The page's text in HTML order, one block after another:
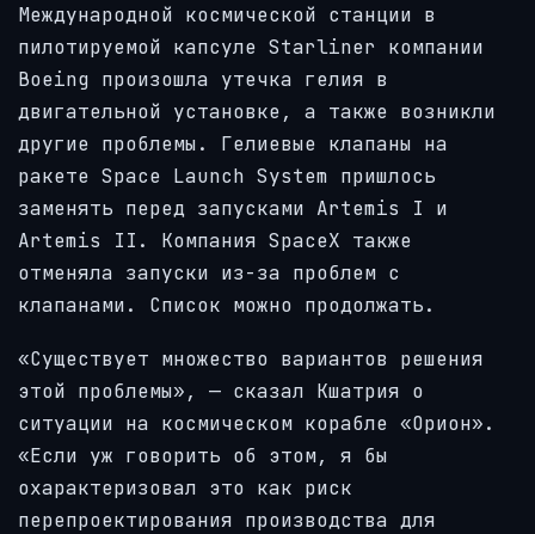
Международной космической станции в
пилотируемой капсуле Starliner компании
Boeing произошла утечка гелия в
двигательной установке, а также возникли
другие проблемы. Гелиевые клапаны на
ракете Space Launch System пришлось
заменять перед запусками Artemis I и
Artemis II. Компания SpaceX также
отменяла запуски из-за проблем с
клапанами. Список можно продолжать.
«Существует множество вариантов решения
этой проблемы», — сказал Кшатрия о
ситуации на космическом корабле «Орион».
«Если уж говорить об этом, я бы
охарактеризовал это как риск
перепроектирования производства для